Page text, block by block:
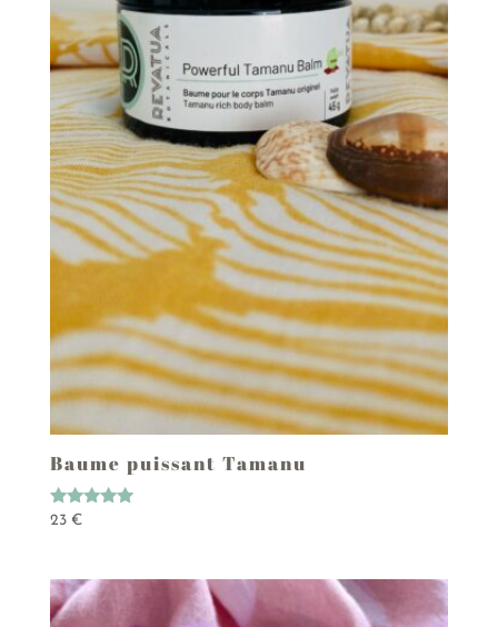
Baume puissant Tamanu
Note
23 €